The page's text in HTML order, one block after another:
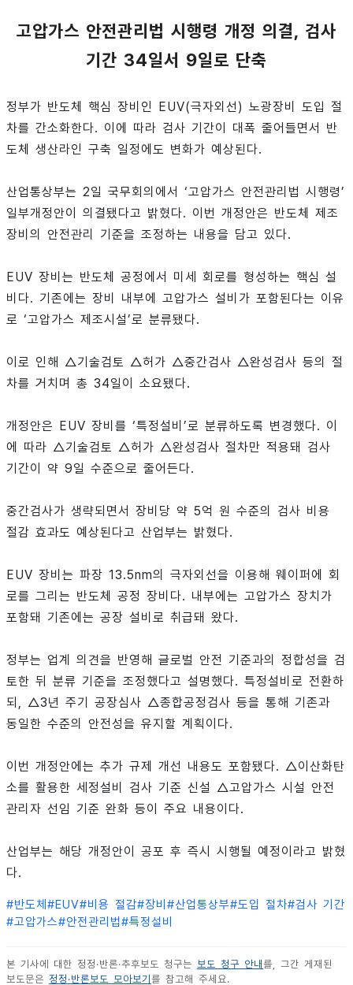
고압가스 안전관리법 시행령 개정 의결, 검사
기간 34일서 9일로 단축
정부가 반도체 핵심 장비인 EUV(극자외선) 노광장비 도입 절
차를 간소화한다. 이에 따라 검사 기간이 대폭 줄어들면서 반
도체 생산라인 구축 일정에도 변화가 예상된다.
산업통상부는 2일 국무회의에서 ‘고압가스 안전관리법 시행령’
일부개정안이 의결됐다고 밝혔다. 이번 개정안은 반도체 제조
장비의 안전관리 기준을 조정하는 내용을 담고 있다.
EUV 장비는 반도체 공정에서 미세 회로를 형성하는 핵심 설
비다. 기존에는 장비 내부에 고압가스 설비가 포함된다는 이유
로 ‘고압가스 제조시설’로 분류됐다.
이로 인해 △기술검토 △허가 △중간검사 △완성검사 등의 절
차를 거치며 총 34일이 소요됐다.
개정안은 EUV 장비를 ‘특정설비’로 분류하도록 변경했다. 이
에 따라 △기술검토 △허가 △완성검사 절차만 적용돼 검사
기간이 약 9일 수준으로 줄어든다.
중간검사가 생략되면서 장비당 약 5억 원 수준의 검사 비용
절감 효과도 예상된다고 산업부는 밝혔다.
EUV 장비는 파장 13.5nm의 극자외선을 이용해 웨이퍼에 회
로를 그리는 반도체 공정 장비다. 내부에는 고압가스 장치가
포함돼 기존에는 공장 설비로 취급돼 왔다.
정부는 업계 의견을 반영해 글로벌 안전 기준과의 정합성을 검
토한 뒤 분류 기준을 조정했다고 설명했다. 특정설비로 전환하
되, △3년 주기 공장심사 △종합공정검사 등을 통해 기존과
동일한 수준의 안전성을 유지할 계획이다.
이번 개정안에는 추가 규제 개선 내용도 포함됐다. △이산화탄
소를 활용한 세정설비 검사 기준 신설 △고압가스 시설 안전
관리자 선임 기준 완화 등이 주요 내용이다.
산업부는 해당 개정안이 공포 후 즉시 시행될 예정이라고 밝혔
다.
#반도체 #EUV#비용 절감#장비 #산업통상부#도입 절차#검사 기간
#고압가스#안전관리법#특정설비
본 기사에 대한 정정·반론·추후보도 청구는 보도 청구 안내 를, 그간 게재된
보도문은 정정·반론보도 모아보기 를 참고해 주세요.